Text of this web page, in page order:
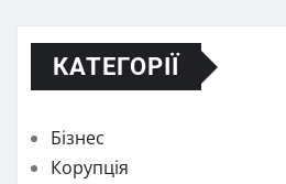
КАТЕГОРІЇ
Бізнес
Корупція